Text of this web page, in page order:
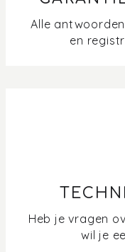
Alle
en
Heb je vragen
wil je